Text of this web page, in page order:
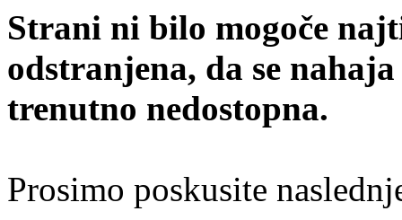
Strani ni bilo mogoče
odstranjena, da se
trenutno nedostopna.
Prosimo poskusite